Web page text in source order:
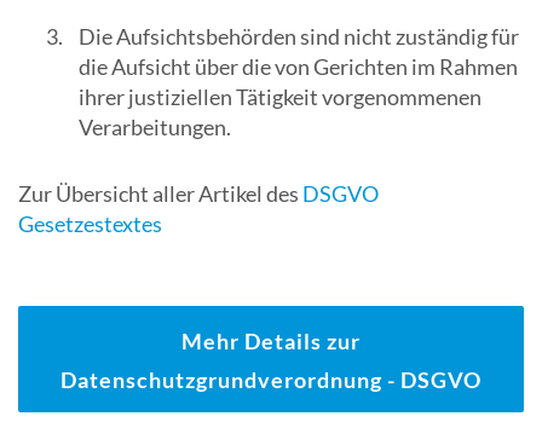
Touch-
und
Die Aufsichtsbehörden sind nicht zuständig für
die Aufsicht über die von Gerichten im Rahmen
ihrer justiziellen Tätigkeit vorgenommenen
Verarbeitungen.
Zur Übersicht aller Artikel des DSGVO
Gesetzestextes
Mehr Details zur
Datenschutzgrundverordnung - DSGVO